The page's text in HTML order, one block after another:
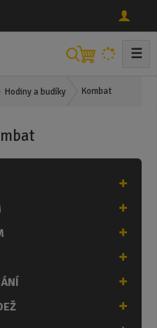
V
h
a
☰
Hodiny a budíky Kombat